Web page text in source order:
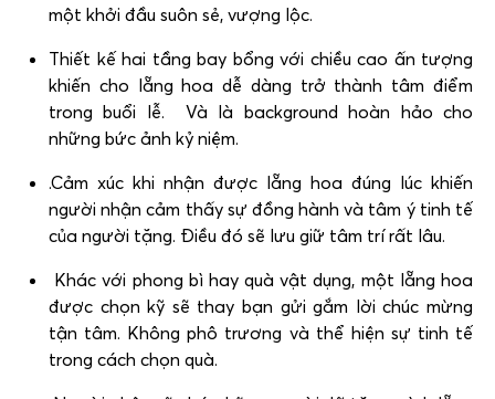
một khởi đầu suôn sẻ, vượng lộc.
Thiết kế hai tầng bay bổng với chiều cao ấn tượng
khiến cho lẵng hoa dễ dàng trở thành tâm điểm
trong buổi lễ. Và là background hoàn hảo cho
những bức ảnh kỷ niệm.
.Cảm xúc khi nhận được lẵng hoa đúng lúc khiến
người nhận cảm thấy sự đồng hành và tâm ý tinh tế
của người tặng. Điều đó sẽ lưu giữ tâm trí rất lâu.
Khác với phong bì hay quà vật dụng, một lẵng hoa
được chọn kỹ sẽ thay bạn gửi gắm lời chúc mừng
tận tâm. Không phô trương và thể hiện sự tinh tế
trong cách chọn quà.